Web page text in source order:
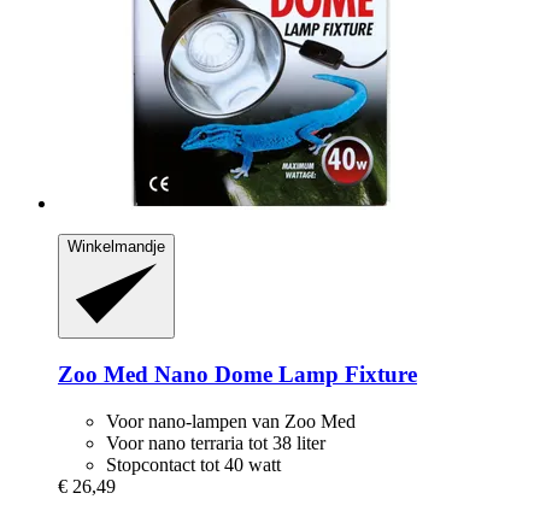
Winkelmandje
Zoo Med Nano Dome Lamp Fixture
Voor nano-lampen van Zoo Med
Voor nano terraria tot 38 liter
Stopcontact tot 40 watt
€ 26,49